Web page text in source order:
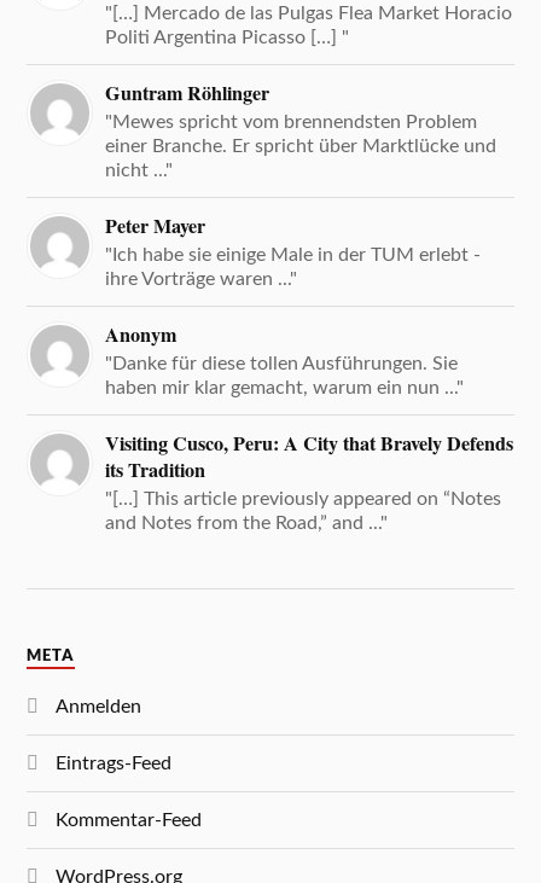
"[…] Mercado de las Pulgas Flea Market Horacio
Politi Argentina Picasso […] "
Guntram Röhlinger
"Mewes spricht vom brennendsten Problem
einer Branche. Er spricht über Marktlücke und
nicht ..."
Peter Mayer
"Ich habe sie einige Male in der TUM erlebt -
ihre Vorträge waren ..."
Anonym
"Danke für diese tollen Ausführungen. Sie
haben mir klar gemacht, warum ein nun ..."
Visiting Cusco, Peru: A City that Bravely Defends
its Tradition
"[…] This article previously appeared on “Notes
and Notes from the Road,” and ..."
META
Anmelden
Eintrags-Feed
Kommentar-Feed
WordPress.org